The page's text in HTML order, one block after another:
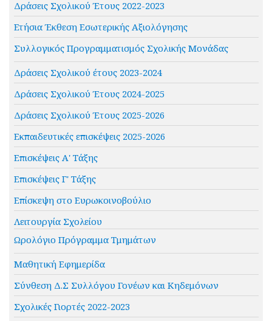
Δράσεις Σχολικού Έτους 2022-2023
Ετήσια Έκθεση Εσωτερικής Αξιολόγησης
Συλλογικός Προγραμματισμός Σχολικής Μονάδας
Δράσεις Σχολικού έτους 2023-2024
Δράσεις Σχολικού Έτους 2024-2025
Δράσεις Σχολικού Έτους 2025-2026
Εκπαιδευτικές επισκέψεις 2025-2026
Επισκέψεις Α' Τάξης
Επισκέψεις Γ' Τάξης
Επίσκεψη στο Ευρωκοινοβούλιο
Λειτουργία Σχολείου
Ωρολόγιο Πρόγραμμα Τμημάτων
Μαθητική Εφημερίδα
Σύνθεση Δ.Σ Συλλόγου Γονέων και Κηδεμόνων
Σχολικές Γιορτές 2022-2023